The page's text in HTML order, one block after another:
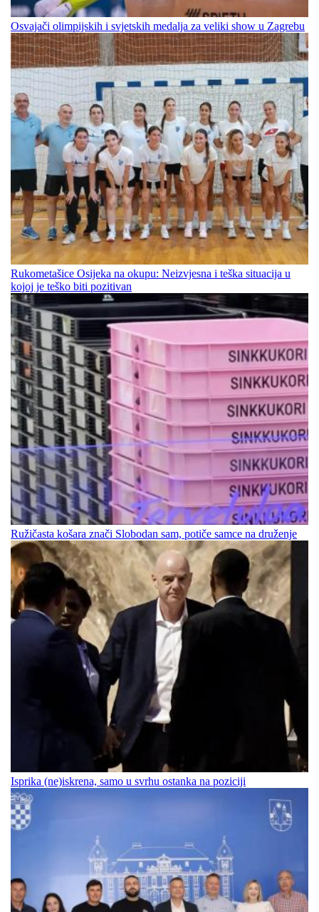
Osvajači olimpijskih i svjetskih medalja za veliki show u Zagrebu
Rukometašice Osijeka na okupu: Neizvjesna i teška situacija u
kojoj je teško biti pozitivan
Ružičasta košara znači Slobodan sam, potiče samce na druženje
Isprika (ne)iskrena, samo u svrhu ostanka na poziciji